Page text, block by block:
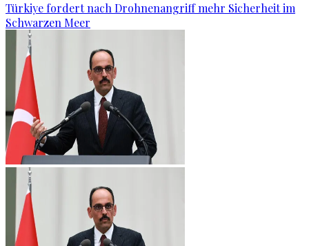
Türkiye fordert nach Drohnenangriff mehr Sicherheit im
Schwarzen Meer